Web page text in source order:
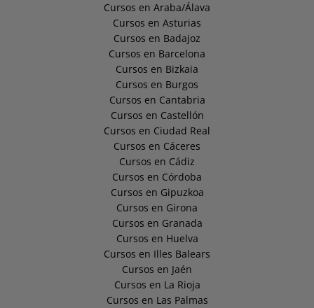
Cursos en Araba/Álava
Cursos en Asturias
Cursos en Badajoz
Cursos en Barcelona
Cursos en Bizkaia
Cursos en Burgos
Cursos en Cantabria
Cursos en Castellón
Cursos en Ciudad Real
Cursos en Cáceres
Cursos en Cádiz
Cursos en Córdoba
Cursos en Gipuzkoa
Cursos en Girona
Cursos en Granada
Cursos en Huelva
Cursos en Illes Balears
Cursos en Jaén
Cursos en La Rioja
Cursos en Las Palmas